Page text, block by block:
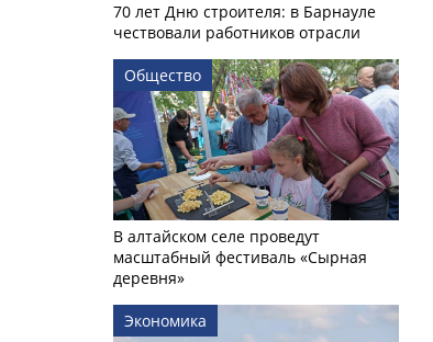
70 лет Дню строителя: в Барнауле
чествовали работников отрасли
Общество
В алтайском селе проведут
масштабный фестиваль «Сырная
деревня»
Экономика